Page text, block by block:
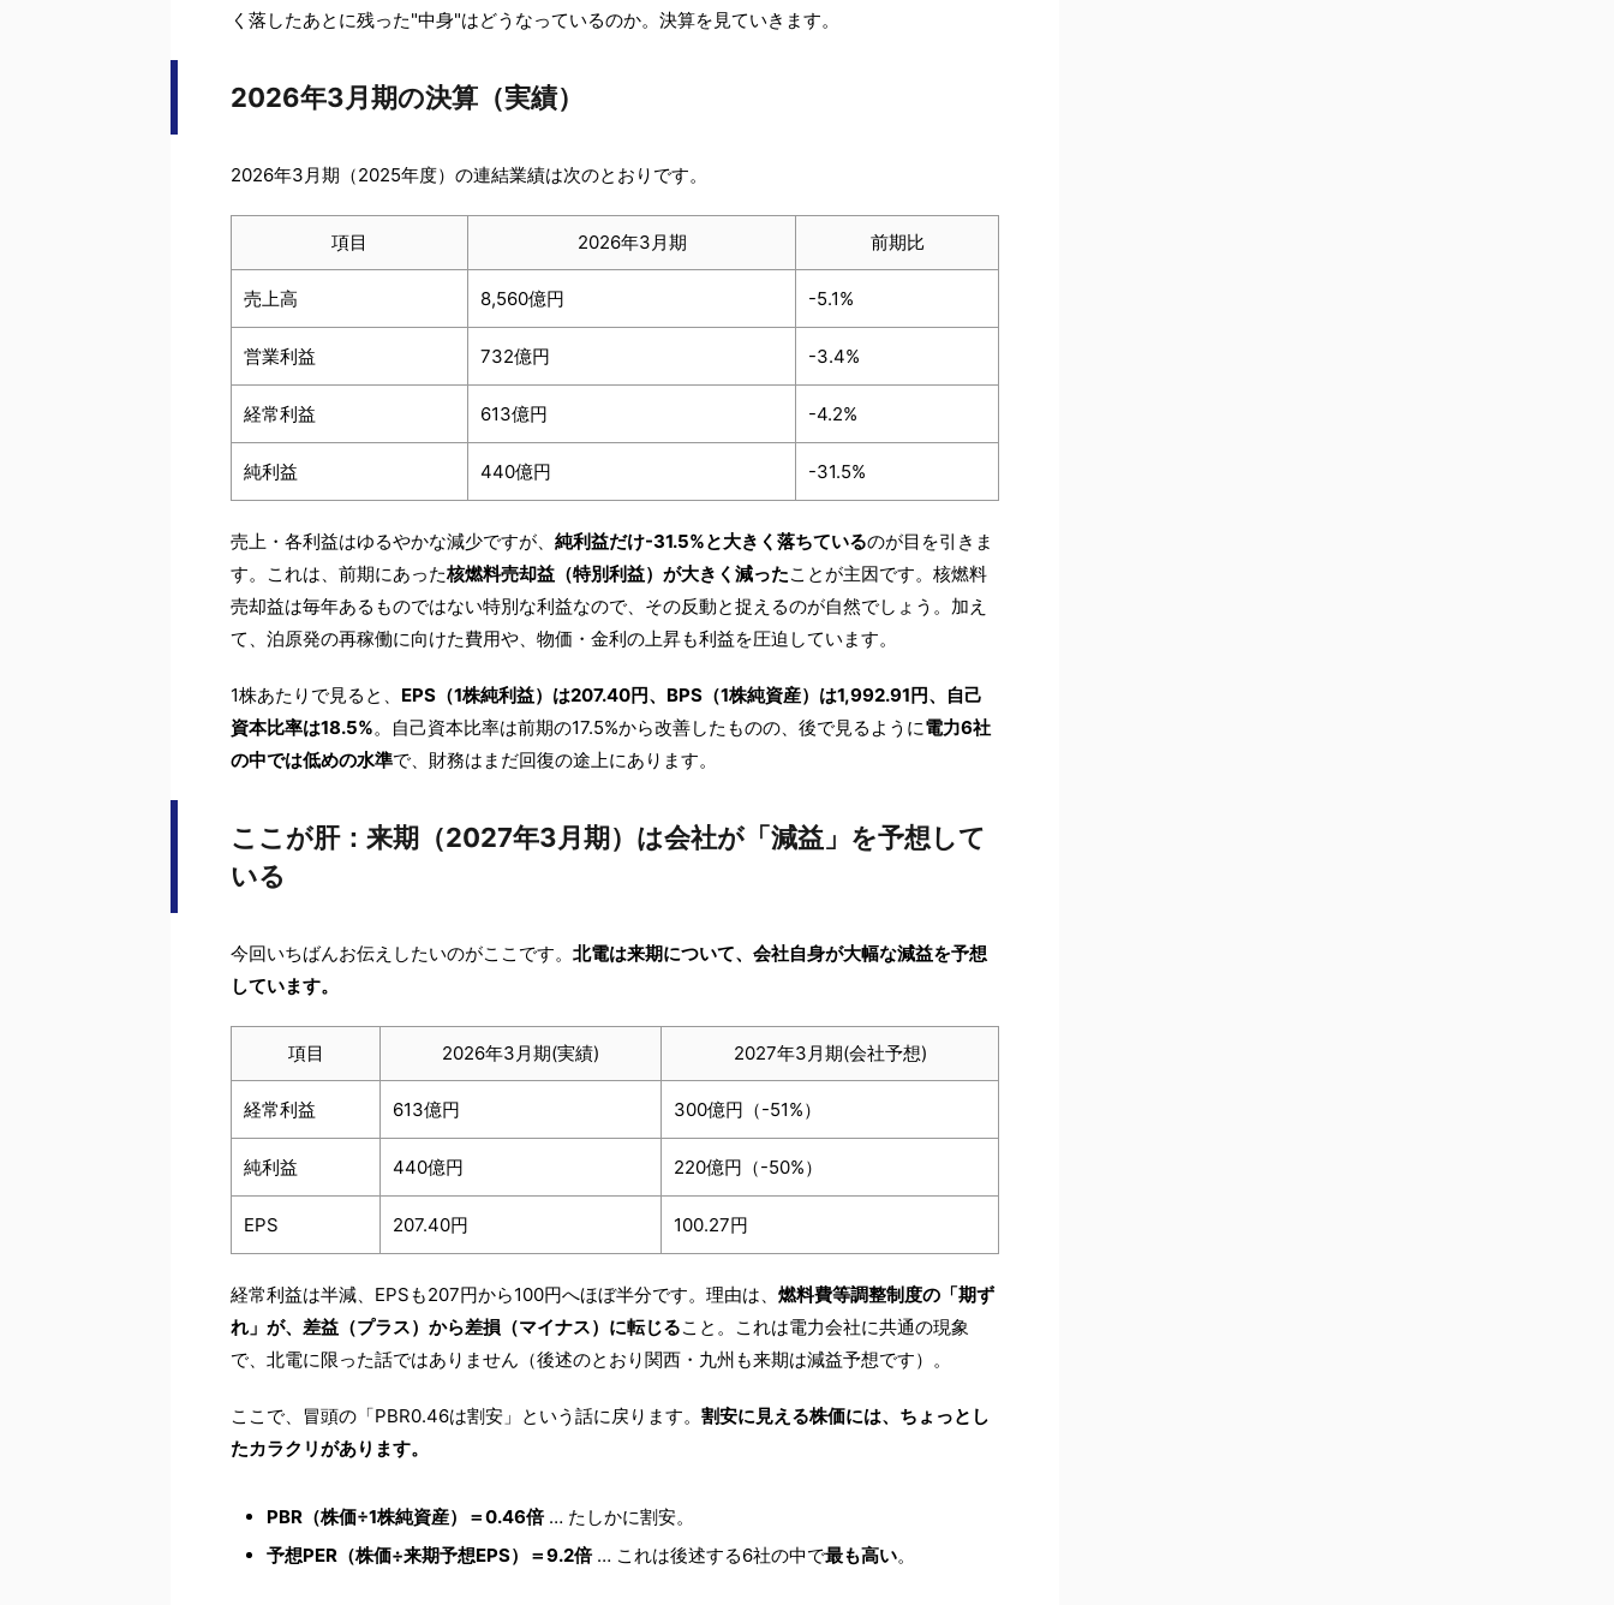
く落したあとに残った"中身"はどうなっているのか。決算を見ていきます。
2026年3月期の決算（実績）
2026年3月期（2025年度）の連結業績は次のとおりです。
項目 2026年3月期 前期比
売上高 8,560億円 -5.1%
営業利益 732億円 -3.4%
経常利益 613億円 -4.2%
純利益 440億円 -31.5%
売上・各利益はゆるやかな減少ですが、 純利益だけ-31.5%と大きく落ちているのが目を引きま
す。これは、前期にあった核燃料売却益（特別利益）が大きく減ったことが主因です。核燃料
売却益は毎年あるものではない特別な利益なので、その反動と捉えるのが自然でしょう。加え
て、泊原発の再稼働に向けた費用や、物価・金利の上昇も利益を圧迫しています。
1株あたりで見ると、 EPS（1株純利益）は207.40円、BPS（1株純資産）は1,992.91円、自己
資本比率は18.5%。自己資本比率は前期の17.5%から改善したものの、後で見るように電力6社
の中では低めの水準で、財務はまだ回復の途上にあります。
ここが肝：来期（2027年3月期）は会社が「減益」を予想して
いる
今回いちばんお伝えしたいのがここです。 北電は来期について、会社自身が大幅な減益を予想
しています。
項目 2026年3月期(実績) 2027年3月期(会社予想)
経常利益 613億円 300億円（-51%）
純利益 440億円 220億円（-50%）
EPS 207.40円 100.27円
経常利益は半減、EPSも207円から100円へほぼ半分です。理由は、 燃料費等調整制度の「期ず
れ」が、差益（プラス）から差損（マイナス）に転じること。これは電力会社に共通の現象
で、北電に限った話ではありません（後述のとおり関西・九州も来期は減益予想です）。
ここで、冒頭の「PBR0.46は割安」という話に戻ります。 割安に見える株価には、ちょっとし
たカラクリがあります。
PBR（株価÷1株純資産）＝0.46倍… たしかに割安。
予想PER（株価÷来期予想EPS）＝9.2倍… これは後述する6社の中で最も高い。